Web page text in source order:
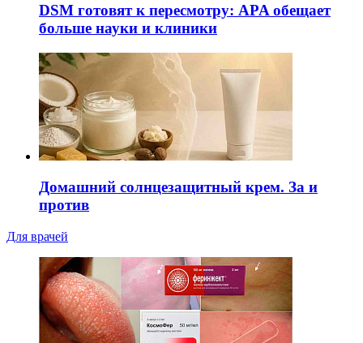
DSM готовят к пересмотру: APA обещает
больше науки и клиники
Домашний солнцезащитный крем. За и
против
Для врачей